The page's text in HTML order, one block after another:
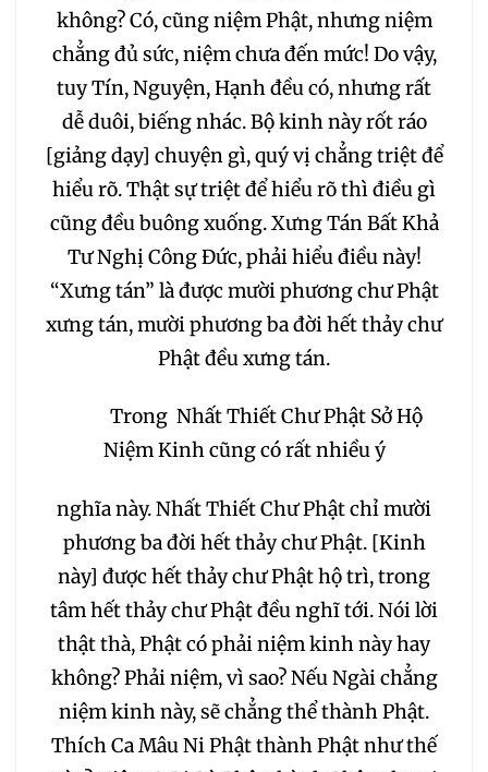
không? Có, cũng niệm Phật, nhưng niệm
chẳng đủ sức, niệm chưa đến mức! Do vậy,
tuy Tín, Nguyện, Hạnh đều có, nhưng rất
dễ duôi, biếng nhác. Bộ kinh này rốt ráo
[giảng dạy] chuyện gì, quý vị chẳng triệt để
hiểu rõ. Thật sự triệt để hiểu rõ thì điều gì
cũng đều buông xuống. Xưng Tán Bất Khả
Tư Nghị Công Đức, phải hiểu điều này!
“Xưng tán” là được mười phương chư Phật
xưng tán, mười phương ba đời hết thảy chư
Phật đều xưng tán.
Trong Nhất Thiết Chư Phật Sở Hộ
Niệm Kinh cũng có rất nhiều ý
nghĩa này. Nhất Thiết Chư Phật chỉ mười
phương ba đời hết thảy chư Phật. [Kinh
này] được hết thảy chư Phật hộ trì, trong
tâm hết thảy chư Phật đều nghĩ tới. Nói lời
thật thà, Phật có phải niệm kinh này hay
không? Phải niệm, vì sao? Nếu Ngài chẳng
niệm kinh này, sẽ chẳng thể thành Phật.
Thích Ca Mâu Ni Phật thành Phật như thế